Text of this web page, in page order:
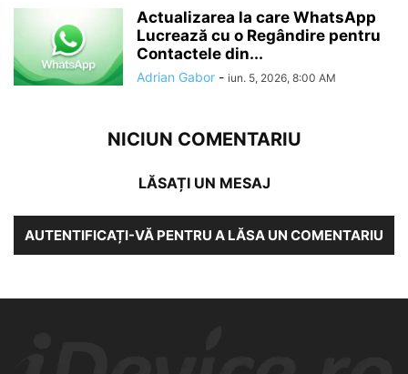
Actualizarea la care WhatsApp
Lucrează cu o Regândire pentru
Contactele din...
Adrian Gabor - iun. 5, 2026, 8:00 AM
NICIUN COMENTARIU
LĂSAȚI UN MESAJ
AUTENTIFICAȚI-VĂ PENTRU A LĂSA UN COMENTARIU